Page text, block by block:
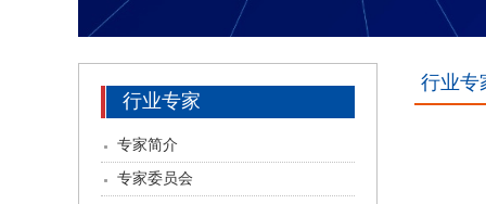
行业专家
专家简介
专家委员会
行业专